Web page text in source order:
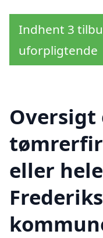
Indhent 3
uforpligtende
Oversigt
eller hele